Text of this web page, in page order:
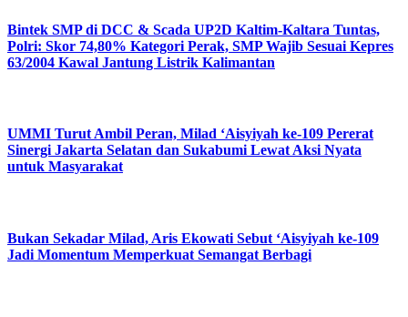
Bintek SMP di DCC & Scada UP2D Kaltim-Kaltara Tuntas,
Polri: Skor 74,80% Kategori Perak, SMP Wajib Sesuai Kepres
63/2004 Kawal Jantung Listrik Kalimantan
UMMI Turut Ambil Peran, Milad ‘Aisyiyah ke-109 Pererat
Sinergi Jakarta Selatan dan Sukabumi Lewat Aksi Nyata
untuk Masyarakat
Bukan Sekadar Milad, Aris Ekowati Sebut ‘Aisyiyah ke-109
Jadi Momentum Memperkuat Semangat Berbagi